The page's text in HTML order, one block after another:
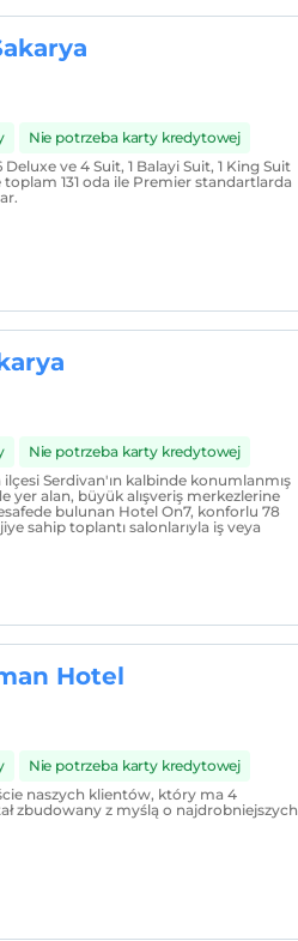
Nie potrzeba karty kredytowej
ve 4 Suit, 1 Balayi Suit, 1 King Suit
131 oda ile Premier standartlarda
Nie potrzeba karty kredytowej
ilçesi Serdivan'ın kalbinde konumlanmış
yer alan, büyük alışveriş merkezlerine
bulunan Hotel On7, konforlu 78
sahip toplantı salonlarıyla iş veya
Hotel
Nie potrzeba karty kredytowej
naszych klientów, który ma 4
zbudowany z myślą o najdrobniejszych